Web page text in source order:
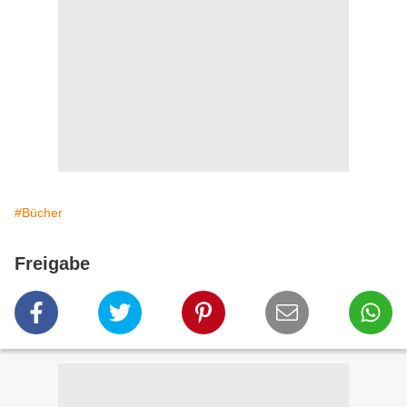
#Bücher
Freigabe